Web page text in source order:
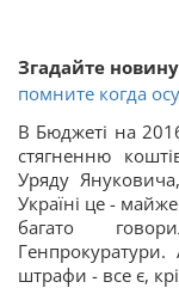
Згадайте
помните когда
В Бюджеті на
стягненню
Уряду
Україні це -
багато
штрафи - все є,